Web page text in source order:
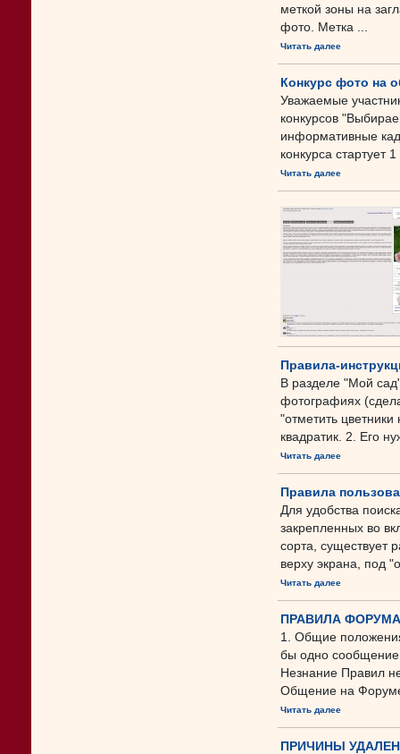
меткой зоны на
фото. Метка ...
Читать далее
Конкурс фото на
Уважаемые
конкурсов
информативные
конкурса стартует
Читать далее
Правила-
В разделе "Мой
фотографиях
"отметить
квадратик. 2. Его
Читать далее
Правила
Для удобства
закрепленных во
сорта, существует
верху экрана, под
Читать далее
ПРАВИЛА ФОРУМА
1. Общие
бы одно
Незнание Правил
Общение на
Читать далее
ПРИЧИНЫ